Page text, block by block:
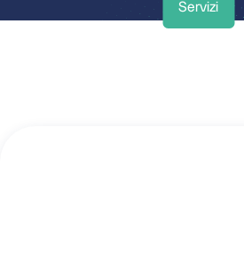
Servizi